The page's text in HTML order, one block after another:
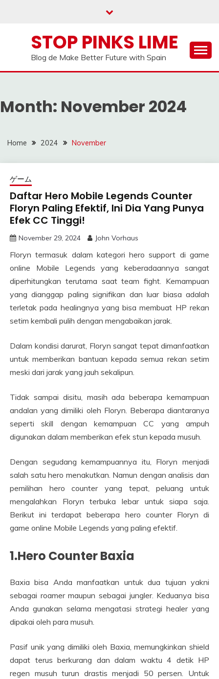
STOP PINKS LIME
Blog de Make Better Future with Spain
Month: November 2024
Home 2024 November
ゲーム
Daftar Hero Mobile Legends Counter
Floryn Paling Efektif, Ini Dia Yang Punya
Efek CC Tinggi!
November 29, 2024 John Vorhaus
Floryn termasuk dalam kategori hero support di game
online Mobile Legends yang keberadaannya sangat
diperhitungkan terutama saat team fight. Kemampuan
yang dianggap paling signifikan dan luar biasa adalah
terletak pada healingnya yang bisa membuat HP rekan
setim kembali pulih dengan mengabaikan jarak.
Dalam kondisi darurat, Floryn sangat tepat dimanfaatkan
untuk memberikan bantuan kepada semua rekan setim
meski dari jarak yang jauh sekalipun.
Tidak sampai disitu, masih ada beberapa kemampuan
andalan yang dimiliki oleh Floryn. Beberapa diantaranya
seperti skill dengan kemampuan CC yang ampuh
digunakan dalam memberikan efek stun kepada musuh.
Dengan segudang kemampuannya itu, Floryn menjadi
salah satu hero menakutkan. Namun dengan analisis dan
pemilihan hero counter yang tepat, peluang untuk
mengalahkan Floryn terbuka lebar untuk siapa saja.
Berikut ini terdapat beberapa hero counter Floryn di
game online Mobile Legends yang paling efektif.
1.Hero Counter Baxia
Baxia bisa Anda manfaatkan untuk dua tujuan yakni
sebagai roamer maupun sebagai jungler. Keduanya bisa
Anda gunakan selama mengatasi strategi healer yang
dipakai oleh para musuh.
Pasif unik yang dimiliki oleh Baxia, memungkinkan shield
dapat terus berkurang dan dalam waktu 4 detik HP
regen musuh turun drastis menjadi 50 persen. Untuk